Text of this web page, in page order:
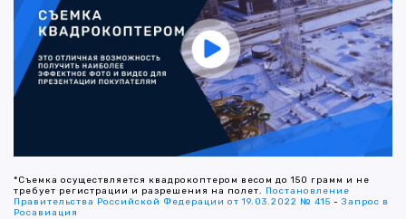
*Съемка осуществляется квадрокоптером весом до 150 грамм и не
требует регистрации и разрешения на полет. Постановление
Правительства Российской Федерации от 19.03.2022 № 415 -Запрос в
Росавиация